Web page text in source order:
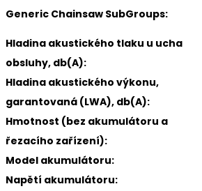
Generic Chainsaw SubGroups:
Hladina akustického tlaku u ucha
obsluhy, db(A):
Hladina akustického výkonu,
garantovaná (LWA), db(A):
Hmotnost (bez akumulátoru a
řezacího zařízení):
Model akumulátoru:
Napětí akumulátoru: